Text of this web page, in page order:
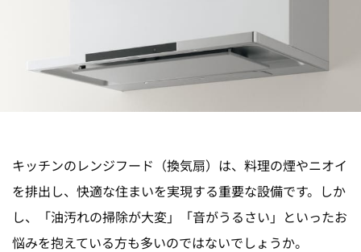
キッチンのレンジフード（換気扇）は、料理の煙やニオイ
を排出し、快適な住まいを実現する重要な設備です。しか
し、「油汚れの掃除が大変」「音がうるさい 」といったお
悩みを抱えている方も多いのではないでしょうか。